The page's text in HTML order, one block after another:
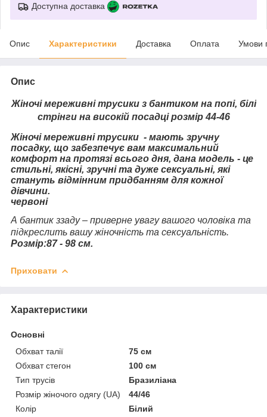
Доступна доставка
Опис Характеристики Доставка Оплата Умови
Опис
Жіночі мереживні трусики з бантиком на попі, білі
стрінги на високій посадці розмір 44-46
Жіночі мереживні трусики - мають зручну
посадку, що забезпечує вам максимальний
комфорт на протязі всього дня, дана модель - це
стильні, якісні, зручні та дуже сексуальні, які
стануть відмінним придбанням для кожної
дівчини.
червоні
А бантик ззаду – приверне увагу вашого чоловіка та
підкреслить вашу жіночність та сексуальність.
Розмір:87 - 98 см.
Приховати
Характеристики
Основні
Обхват талії
75 см
Обхват стегон
100 см
Тип трусів
Бразиліана
Розмір жіночого одягу (UA)
44/46
Колір
Білий